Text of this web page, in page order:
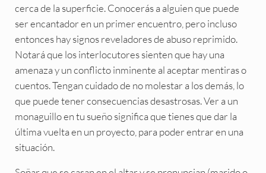
cerca de la superficie. Conocerás a alguien que puede
ser encantador en un primer encuentro, pero incluso
entonces hay signos reveladores de abuso reprimido.
Notará que los interlocutores sienten que hay una
amenaza y un conflicto inminente al aceptar mentiras o
cuentos. Tengan cuidado de no molestar a los demás, lo
que puede tener consecuencias desastrosas. Ver a un
monaguillo en tu sueño significa que tienes que dar la
última vuelta en un proyecto, para poder entrar en una
situación.